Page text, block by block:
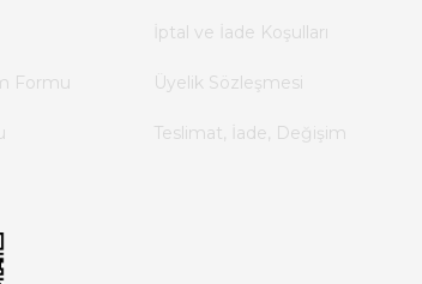
Formu
İptal ve İade Koşulları
Üyelik Sözleşmesi
Teslimat, İade, Değişim